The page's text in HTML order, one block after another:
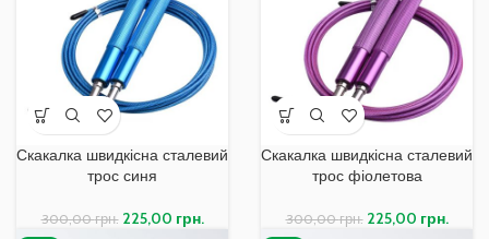
Скакалка швидкісна сталевий
трос синя
300,00грн. 225,00 грн.
Скакалка швидкісна сталевий
трос фіолетова
300,00грн. 225,00 грн.